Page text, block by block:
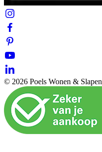
© 2026 Poels Wonen & Slapen